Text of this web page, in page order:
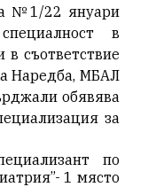
№1/22 януари
в
в съответствие
Наредба, МБАЛ
обявява
за
по
1 място